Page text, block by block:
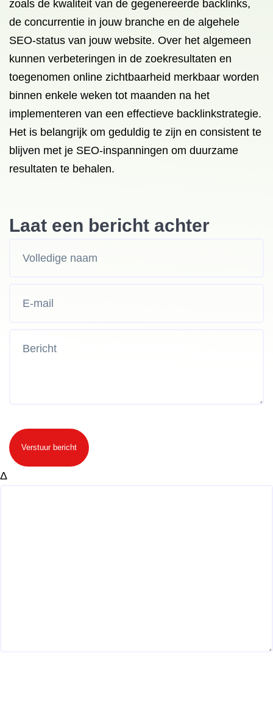
zoals de kwaliteit van de gegenereerde backlinks,
de concurrentie in jouw branche en de algehele
SEO-status van jouw website. Over het algemeen
kunnen verbeteringen in de zoekresultaten en
toegenomen online zichtbaarheid merkbaar worden
binnen enkele weken tot maanden na het
implementeren van een effectieve backlinkstrategie.
Het is belangrijk om geduldig te zijn en consistent te
blijven met je SEO-inspanningen om duurzame
resultaten te behalen.
Laat een bericht achter
Verstuur bericht
Δ